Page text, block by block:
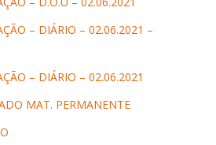
– DIÁRIO – 02.06.2021 –
– DIÁRIO – 02.06.2021
MAT. PERMANENTE